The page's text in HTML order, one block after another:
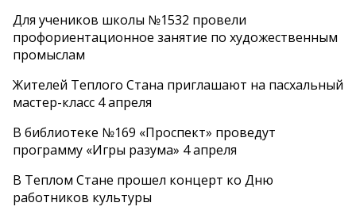
Для учеников школы №1532 провели
профориентационное занятие по художественным
промыслам
Жителей Теплого Стана приглашают на пасхальный
мастер-класс 4 апреля
В библиотеке №169 «Проспект» проведут
программу «Игры разума» 4 апреля
В Теплом Стане прошел концерт ко Дню
работников культуры